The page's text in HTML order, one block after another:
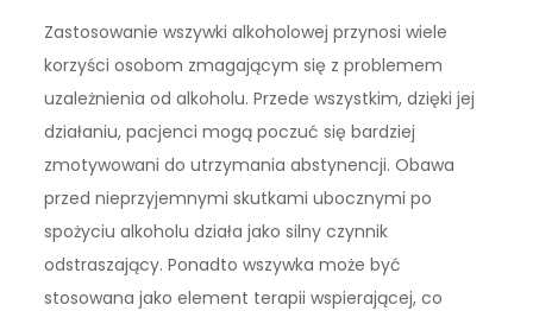
Zastosowanie wszywki alkoholowej przynosi wiele
korzyści osobom zmagającym się z problemem
uzależnienia od alkoholu. Przede wszystkim, dzięki jej
działaniu, pacjenci mogą poczuć się bardziej
zmotywowani do utrzymania abstynencji. Obawa
przed nieprzyjemnymi skutkami ubocznymi po
spożyciu alkoholu działa jako silny czynnik
odstraszający. Ponadto wszywka może być
stosowana jako element terapii wspierającej, co